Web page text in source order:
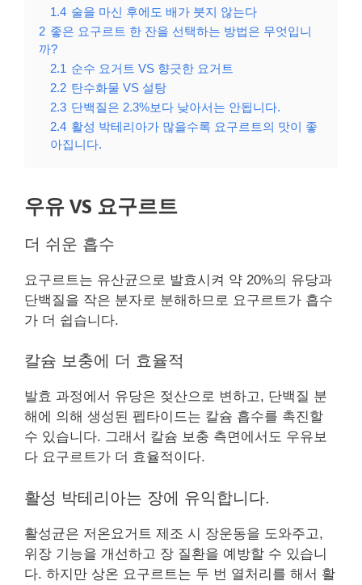
1.4 술을 마신 후에도 배가 붓지 않는다
2 좋은 요구르트 한 잔을 선택하는 방법은 무엇입니
까?
2.1 순수 요거트 VS 향긋한 요거트
2.2 탄수화물 VS 설탕
2.3 단백질은 2.3%보다 낮아서는 안됩니다.
2.4 활성 박테리아가 많을수록 요구르트의 맛이 좋
아집니다.
우유 VS 요구르트
더 쉬운 흡수
요구르트는 유산균으로 발효시켜 약 20%의 유당과
단백질을 작은 분자로 분해하므로 요구르트가 흡수
가 더 쉽습니다.
칼슘 보충에 더 효율적
발효 과정에서 유당은 젖산으로 변하고, 단백질 분
해에 의해 생성된 펩타이드는 칼슘 흡수를 촉진할
수 있습니다. 그래서 칼슘 보충 측면에서도 우유보
다 요구르트가 더 효율적이다.
활성 박테리아는 장에 유익합니다.
활성균은 저온요거트 제조 시 장운동을 도와주고,
위장 기능을 개선하고 장 질환을 예방할 수 있습니
다. 하지만 상온 요구르트는 두 번 열처리를 해서 활